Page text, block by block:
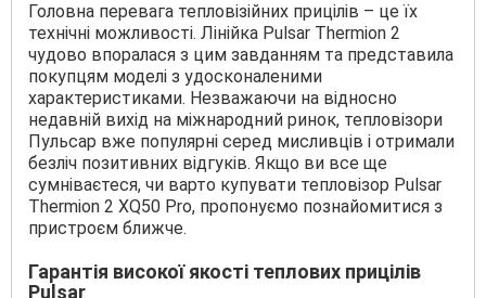
Головна перевага тепловізійних прицілів – це їх
технічні можливості. Лінійка Pulsar Thermion 2
чудово впоралася з цим завданням та представила
покупцям моделі з удосконаленими
характеристиками. Незважаючи на відносно
недавній вихід на міжнародний ринок, тепловізори
Пульсар вже популярні серед мисливців і отримали
безліч позитивних відгуків. Якщо ви все ще
сумніваєтеся, чи варто купувати тепловізор Pulsar
Thermion 2 XQ50 Pro, пропонуємо познайомитися з
пристроєм ближче.
Гарантія високої якості теплових прицілів
Pulsar